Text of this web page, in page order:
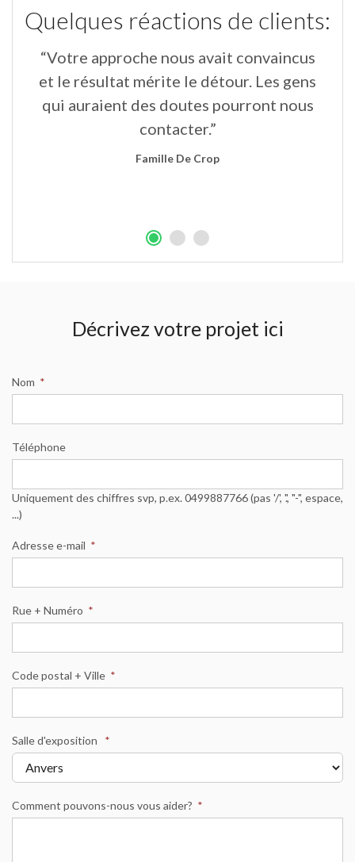
Quelques réactions de clients:
“Votre approche nous avait convaincus
et le résultat mérite le détour. Les gens
qui auraient des doutes pourront nous
contacter.”
Famille De Crop
Décrivez votre projet ici
Nom *
Téléphone
Uniquement des chiffres svp, p.ex. 0499887766 (pas '/', '.', "-", espace,
...)
Adresse e-mail *
Rue + Numéro *
Code postal + Ville *
Salle d'exposition *
Comment pouvons-nous vous aider? *